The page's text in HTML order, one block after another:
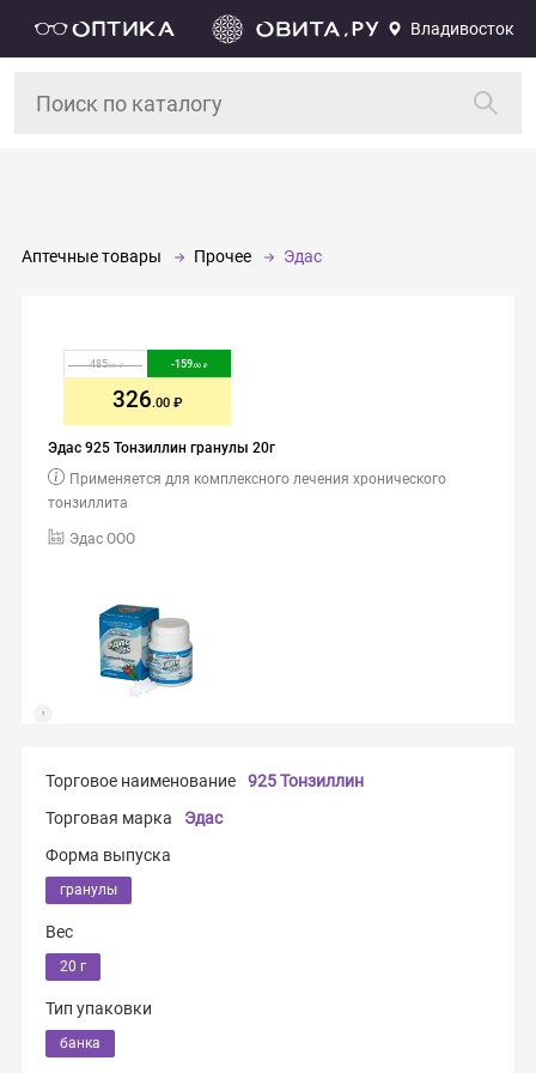
Владивосток
Аптечные товары Прочее Эдас
Эдас 925 Тонзиллин гранулы 20г
Эдас ООО
Применяется для комплексного лечения хронического
тонзиллита
485.00 -159.00
326.00
Торговое наименование
925 Тонзиллин
Торговая марка
Эдас
Форма выпуска
гранулы
Вес
20 г
Тип упаковки
банка